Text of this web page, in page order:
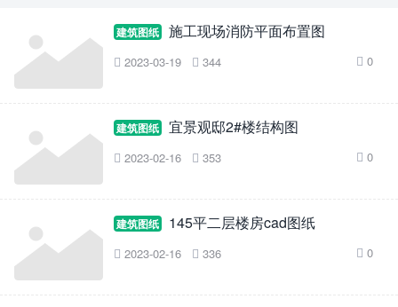
建筑图纸 施工现场消防平面布置图
 2023-03-19  344  0
建筑图纸 宜景观邸2#楼结构图
 2023-02-16  353  0
建筑图纸 145平二层楼房cad图纸
 2023-02-16  336  0